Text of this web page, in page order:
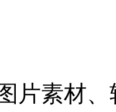
片素材